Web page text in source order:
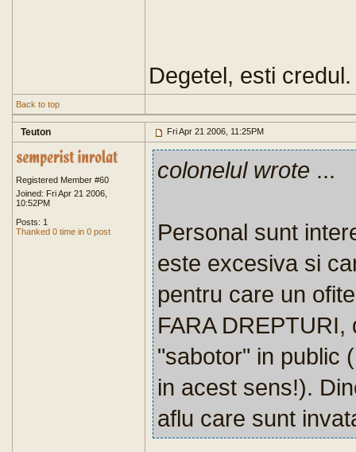
Degetel, esti
Back to top
Teuton Fri Apr 21 2006, 11:25PM
Registered Member #60
Joined: Fri Apr 21 2006,
10:52PM
Posts: 1
Thanked 0 time in 0 post
colonelul wrote ...
Personal sunt
este excesiva si
pentru care un
FARA
"sabotor" in public
in acest sens!).
aflu care sunt